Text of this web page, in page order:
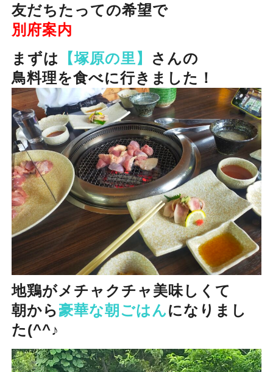
友だちたっての希望で
別府案内
まずは
【塚原の里】
さんの
鳥料理を食べに行きました！
地鶏がメチャクチャ美味しくて
朝から豪華な朝ごはんになりまし
た(^^♪